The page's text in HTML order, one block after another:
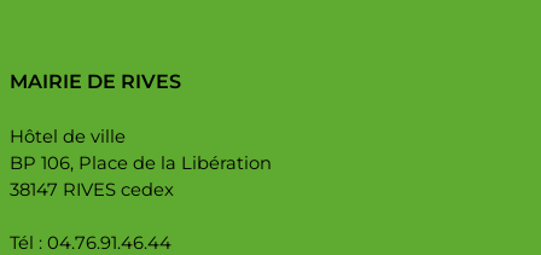
MAIRIE DE RIVES
Hôtel de ville
BP 106, Place de la Libération
38147 RIVES cedex
Tél : 04.76.91.46.44